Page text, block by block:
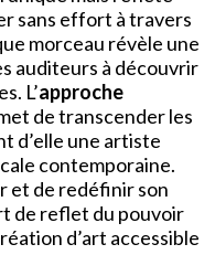
sans effort à travers
morceau révèle une
auditeurs à découvrir
L’approche
de transcender les
d’elle une artiste
contemporaine.
et de redéfinir son
de reflet du pouvoir
d’art accessible